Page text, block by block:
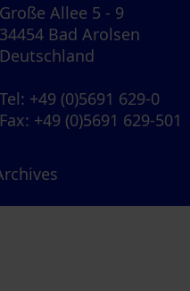
Große Allee 5 - 9
34454 Bad Arolsen
Deutschland
Tel: +49 (0)5691 629-0
Fax: +49 (0)5691 629-501